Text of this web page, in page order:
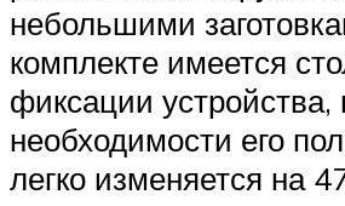
небольшими
комплекте имеется
фиксации устройства,
необходимости его
легко изменяется на